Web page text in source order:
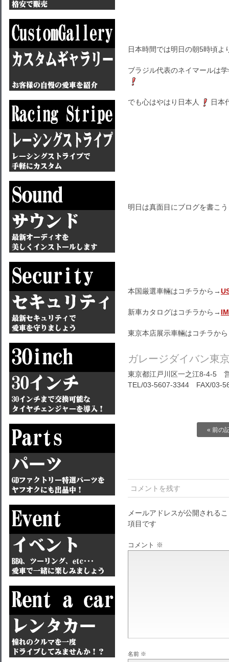
日本時間では明日の朝5時頃よ
ブラジル代表のネイマールは
でも心はやはり日本人 日本
明日は真面目にブログを書こ
本国厳選車輛はコチラから→
新車カタログはコチラから→
東京本店展示車輛はコチラか
ガレージダイバン東
東京都江戸川区一之江8-4-5
TEL/03-5607-3344 FAX/03-
« 前の
コメントを残す
メールアドレスが公開される
項目です
コメント ※
名前 ※